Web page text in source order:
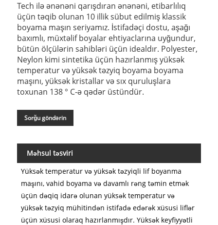
Tech ilə ənənəni qarışdıran ənənəni, etibarlılıq
üçün təqib olunan 10 illik sübut edilmiş klassik
boyama maşın seriyamız. İstifadəçi dostu, aşağı
baxımlı, müxtəlif boyalar ehtiyaclarına uyğundur,
bütün ölçülərin sahibləri üçün idealdır. Polyester,
Neylon kimi sintetika üçün hazırlanmış yüksək
temperatur və yüksək təzyiq boyama boyama
maşını, yüksək kristallar və sıx quruluşlara
toxunan 138 ° C-ə qədər üstündür.
Sorğu göndərin
Məhsul təsviri
Yüksək temperatur və yüksək təzyiqli lif boyanma
maşını, vahid boyama və davamlı rəng təmin etmək
üçün dəqiq idarə olunan yüksək temperatur və
yüksək təzyiq mühitindən istifadə edərək xüsusi liflər
üçün xüsusi olaraq hazırlanmışdır. Yüksək keyfiyyətli